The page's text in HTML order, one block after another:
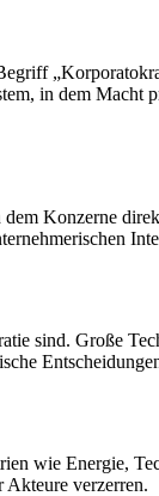
in dem Macht
Konzerne
sind. Große
wie Energie,
Akteure verzerren.